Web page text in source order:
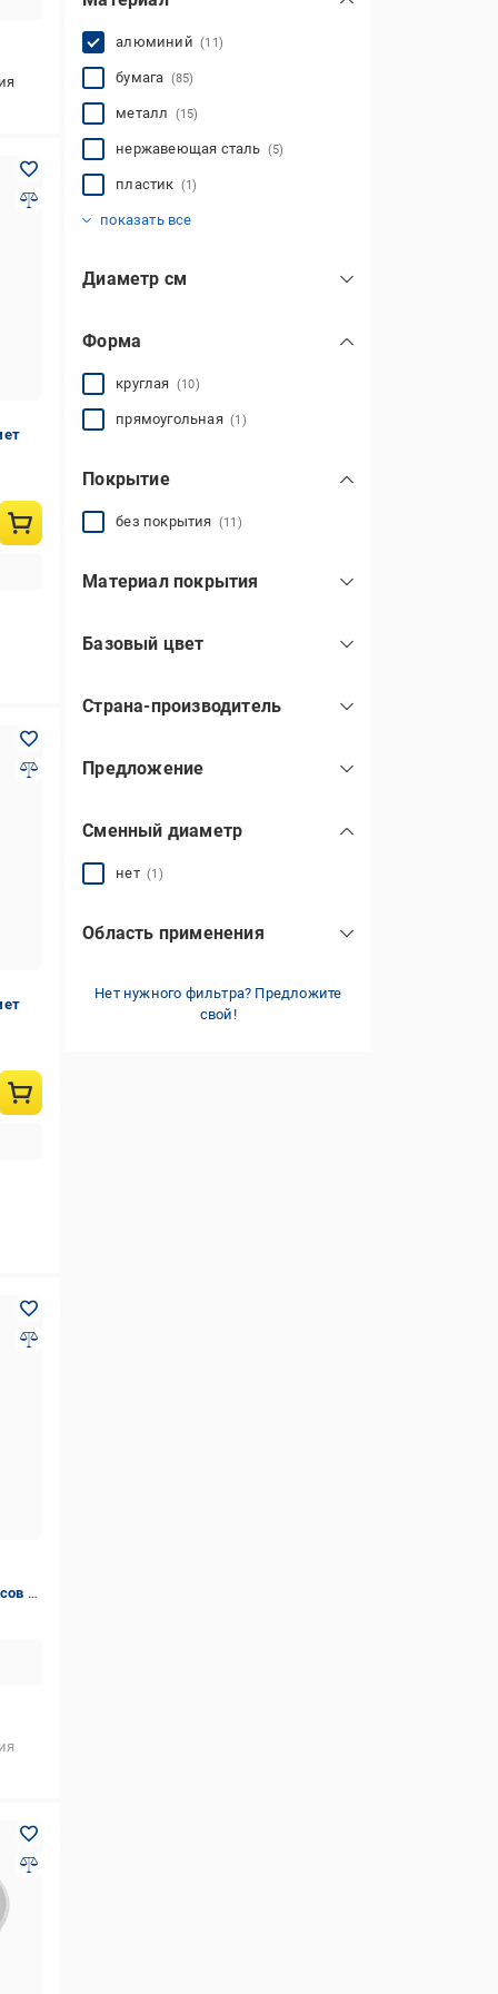
с
алюминий(11)
бумага (85)
металл (15)
нержавеющая сталь (5)
пластик (1)
показать все
Диаметр см
Форма
круглая (10)
прямоугольная(1)
Покрытие
без покрытия (11)
Материал покрытия
без покрытия
Базовый цвет
серый(4)
Страна-производитель
Украина(10)
Предложение
Сменный диаметр
нет(1)
Область применения
Нет нужного фильтра? Предложите
свой!